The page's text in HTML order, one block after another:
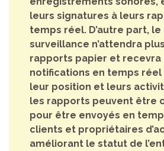
leurs signatures à leurs
temps réel. D’autre part,
surveillance n’attendra
rapports papier et recevra
notifications en temps
leur position et leurs
les rapports peuvent être
pour être envoyés en
clients et propriétaires
améliorant le statut de